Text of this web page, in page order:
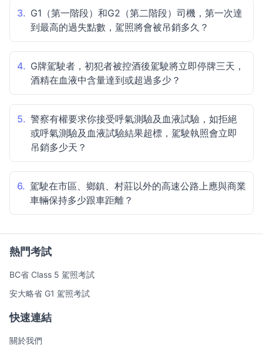
3. G1（第一階段）和G2（第二階段）司機，第一次達
到最高的過失點數，駕照將會被吊銷多久？
4. G牌駕駛者，初犯者被控酒後駕駛將立即停牌三天，
酒精在血液中含量達到或超過多少？
5. 警察有權要求你接受呼氣測驗及血液試驗，如拒絕
或呼氣測驗及血液試驗結果超標，駕駛執照會立即
吊銷多少天？
6. 駕駛在市區、鄉鎮、村莊以外的高速公路上應與商業
車輛保持多少跟車距離？
熱門考試
BC省 Class 5 駕照考試
安大略省 G1 駕照考試
快速連結
關於我們